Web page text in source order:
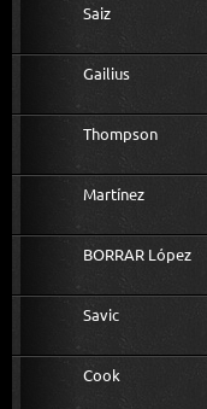
Saiz
Gailius
Thompson
Martínez
BORRAR López
Savic
Cook